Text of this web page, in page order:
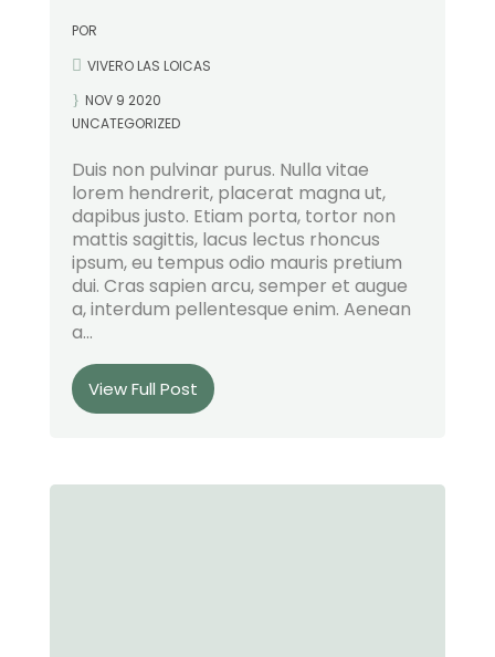
POR
VIVERO LAS LOICAS
NOV 9 2020
UNCATEGORIZED
Duis non pulvinar purus. Nulla vitae
lorem hendrerit, placerat magna ut,
dapibus justo. Etiam porta, tortor non
mattis sagittis, lacus lectus rhoncus
ipsum, eu tempus odio mauris pretium
dui. Cras sapien arcu, semper et augue
a, interdum pellentesque enim. Aenean
a...
View Full Post